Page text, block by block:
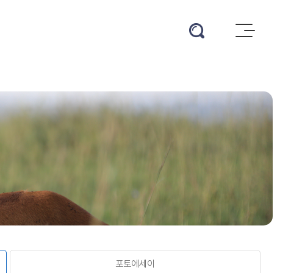
포토에세이